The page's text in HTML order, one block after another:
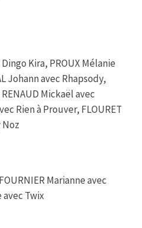
Kira, PROUX Mélanie
Johann avec Rhapsody,
Mickaël avec
Rien à Prouver, FLOURET
Noz
Marianne avec
avec Twix